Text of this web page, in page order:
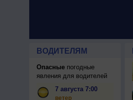
ВОДИТЕЛЯМ
Опасныепогодные
явления для водителей
7 августа 7:00
ветер